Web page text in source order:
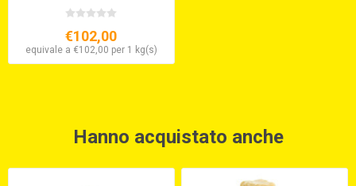
CON OSSO
€102,00
equivale a €102,00 per 1 kg(s)
Hanno acquistato anche